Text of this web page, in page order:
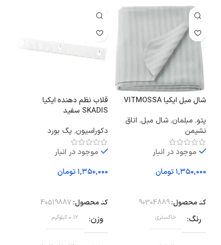
شال مبل ایکیا VITMOSSA
پتو, مبلمان, شال مبل, اتاق
نشیمن
موجود در انبار
تومان
کد محصول:90304889
رنگ خاکستری
قلاب نظم دهنده ایکیا
SKADIS سفید
دکوراسیون, پگ بورد
موجود در انبار
تومان
کد محصول: 40519887
وزن 0.12 کیلوگرم